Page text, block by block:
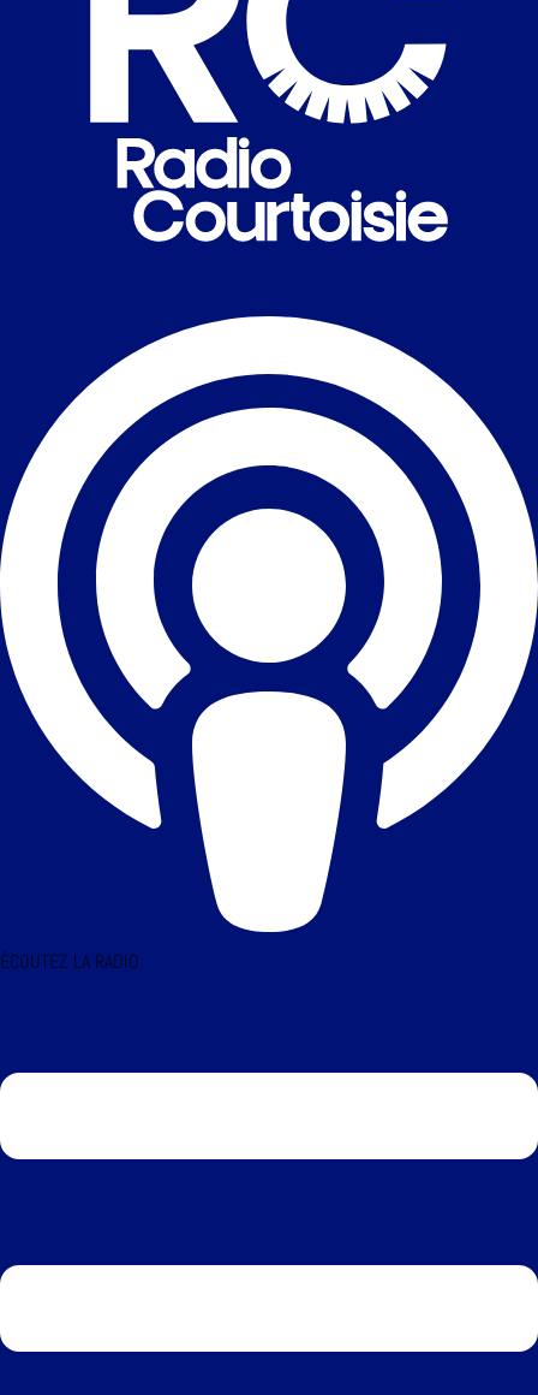
ÉCOUTEZ LA RADIO